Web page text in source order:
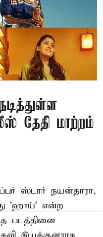
தேதி மாற்றம்
ஸ்டார் நயன்தாரா,
'ஹாய்' என்ற
படத்தினை